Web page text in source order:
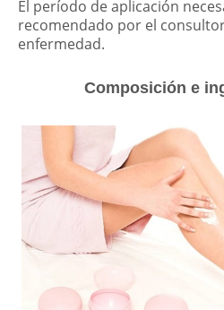
El período de aplicación
recomendado por el
enfermedad.
Composición e